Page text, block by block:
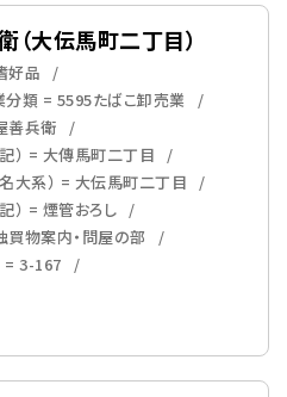
（大伝馬町二丁目）
好品
分類 = 5595たばこ卸売業
善兵衛
） = 大傳馬町二丁目
大系） = 大伝馬町二丁目
） = 煙管おろし
物案内・問屋の部
= 3-167